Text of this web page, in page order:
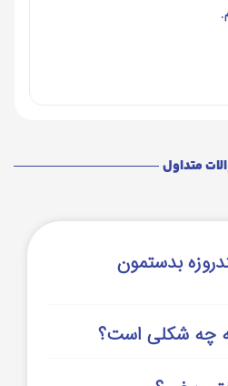
متداول
بدستمون
چه شکلی است؟